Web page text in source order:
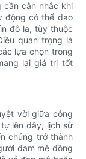
cần cân nhắc khi
động có thể dao
đô la, tùy thuộc
quan trọng là
lựa chọn trong
lại giá trị tốt
vời giữa công
lên dây, lịch sử
chúng trở thành
đam mê đồng